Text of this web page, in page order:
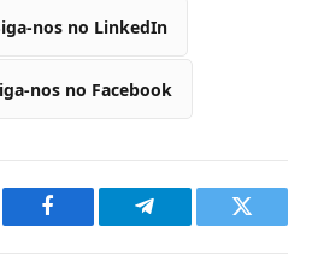
nos no LinkedIn
nos no Facebook
Facebook Telegram Twitter